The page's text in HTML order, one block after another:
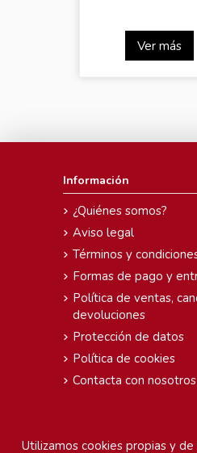
Ver más
Información
¿Quiénes somos?
Aviso legal
Términos y
Formas de pago y
Política de ventas,
devoluciones
Protección de datos
Política de cookies
Contacta con nosotros
Utilizamos cookies propias y